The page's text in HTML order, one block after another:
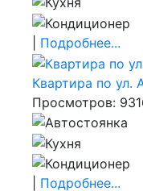
Подробнее...
Квартира по ул.
Просмотров:
Подробнее...